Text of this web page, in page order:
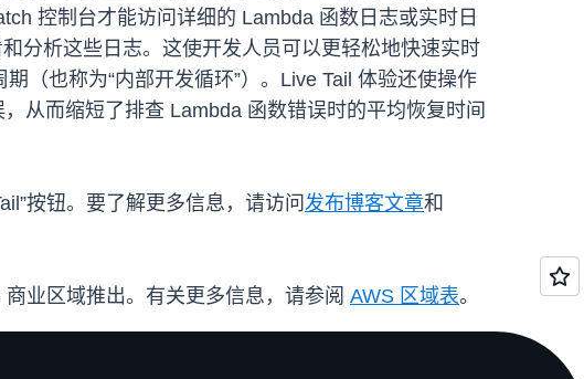
控制台才能访问详细的 Lambda 函数日志或实时日
分析这些日志。这使开发人员可以更轻松地快速实时
（也称为“内部开发循环”）。Live Tail 体验还使操作
从而缩短了排查 Lambda 函数错误时的平均恢复时间
按钮。要了解更多信息，请访问 发布博客文章和
业区域推出。有关更多信息，请参阅 AWS 区域表。